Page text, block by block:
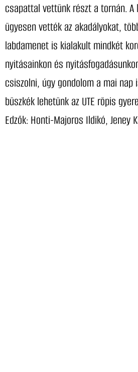
csapattal vettünk részt a tornán. A
ügyesen vették az akadályokat,
labdamenet is kialakult mindkét
nyitásainkon és
csiszolni, úgy gondolom a mai
büszkék lehetünk az UTE röpis
Edzők: Honti-Majoros Ildikó, Jeney